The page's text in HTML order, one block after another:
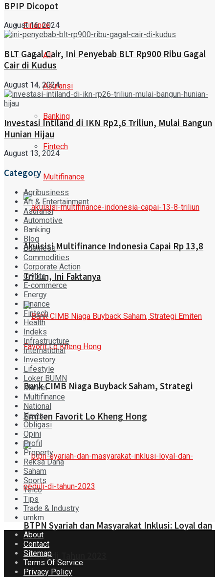
Finance
All
Asuransi
Banking
Fintech
Multifinance
Akuisisi Multifinance Indonesia Capai Rp 13,8
Triliun, Ini Faktanya
Bank CIMB Niaga Buyback Saham, Strategi
Emiten Favorit Lo Kheng Hong
BTPN Syariah dan Masyarakat Inklusi: Loyal dan
Peduli di Tahun 2023
BPIP Dicopot
August 16, 2024
BLT Gagal Cair, Ini Penyebab BLT Rp900 Ribu Gagal
Cair di Kudus
August 14, 2024
Investasi Intiland di IKN Rp2,6 Triliun, Mulai Bangun
Hunian Hijau
August 13, 2024
Category
Agribusiness
Art & Entertainment
Asuransi
Automotive
Banking
Blog
Business
Commodities
Corporate Action
Crypto
E-commerce
Energy
Finance
Fintech
Health
Indeks
Infrastructure
International
Investory
Lifestyle
Loker BUMN
Market
Multifinance
National
News
Obligasi
Opini
Profil
Property
Reksa Dana
Saham
Sports
Telco
Tips
Trade & Industry
umkm
About
Contact
Sitemap
Terms Of Service
Privacy Policy